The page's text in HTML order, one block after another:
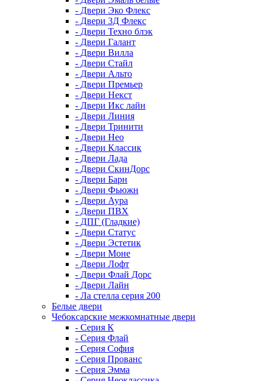
- Двери Эко Флекс
- Двери 3Д Флекс
- Двери Техно блэк
- Двери Галант
- Двери Вилла
- Двери Стайл
- Двери Альто
- Двери Премьер
- Двери Некст
- Двери Икс лайн
- Двери Линия
- Двери Тринити
- Двери Нео
- Двери Классик
- Двери Лада
- Двери СкинДорс
- Двери Барн
- Двери Фьюжн
- Двери Аура
- Двери ПВХ
- ДПГ (Гладкие)
- Двери Статус
- Двери Эстетик
- Двери Моне
- Двери Лофт
- Двери Флай Дорс
- Двери Лайн
- Ла стелла серия 200
Белые двери
Чебоксарские межкомнатные двери
- Серия К
- Серия Флай
- Серия София
- Серия Прованс
- Серия Эмма